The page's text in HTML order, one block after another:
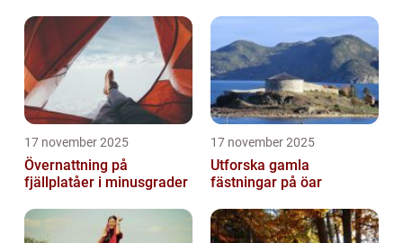
17 november 2025
Övernattning på
fjällplatåer i minusgrader
17 november 2025
Utforska gamla
fästningar på öar